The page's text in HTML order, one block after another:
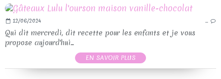
12/06/2024 …
Qui dit mercredi, dit recette pour les enfants et je vous
propose aujourd'hui...
EN SAVOIR PLUS